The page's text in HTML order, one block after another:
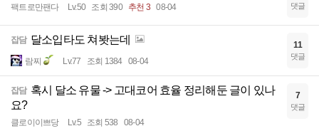
팩트로만팬다 Lv.50 조회 390 추천 3 08-04 댓글
잡담 달소입타도 쳐봣는데
람찌 Lv.77 조회 1384 08-04
11
댓글
잡담 혹시 달소 유물 -> 고대코어 효율 정리해둔 글이 있나
요?
클로이이쁘당 Lv.5 조회 538 08-04
7
댓글